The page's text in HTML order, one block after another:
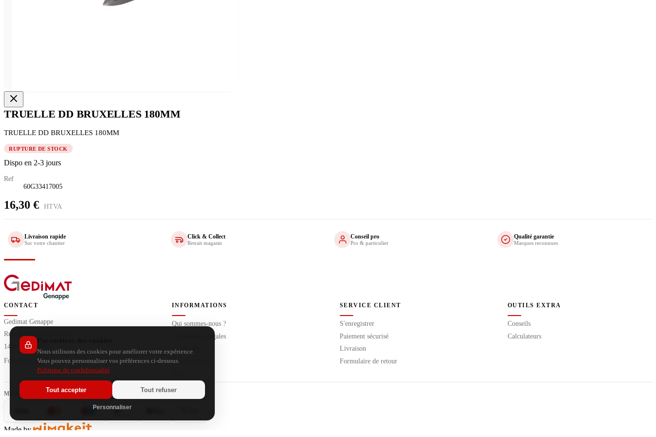
TRUELLE DD BRUXELLES 180MM
TRUELLE DD BRUXELLES 180MM
RUPTURE DE STOCK
Dispo en 2-3 jours
Ref
60G33417005
16,30 € HTVA
Livraison rapide
Sur votre chantier
Click & Collect
Retrait magasin
Conseil pro
Pro & particulier
Qualité garantie
Marques reconnues
CONTACT
Gedimat Genappe
Rue de Villers-la-Ville 65
1470 GENAPPE
Formulaire de contact
INFORMATIONS
Qui sommes-nous ?
Dispositions légales
Vie privée
Postes vacants
SERVICE CLIENT
S'enregistrer
Paiement sécurisé
Livraison
Formulaire de retour
OUTILS EXTRA
Conseils
Calculateurs
Made by
Nous utilisons des cookies pour améliorer votre expérience.
Vous pouvez personnaliser vos préférences ci-dessous.
Politique de confidentialité
Tout accepter Tout refuser
Personnaliser